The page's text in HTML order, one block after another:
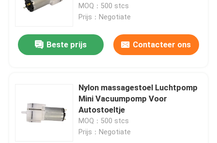
MOQ：500 stcs
Prijs：Negotiate
Beste prijs Contacteer ons
Nylon massagestoel Luchtpomp
Mini Vacuumpomp Voor
Autostoeltje
MOQ：500 stcs
Prijs：Negotiate